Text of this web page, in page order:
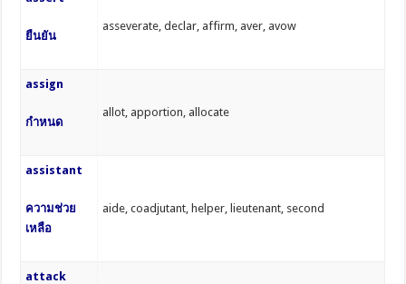
ยืนยัน
asseverate, declar, affirm, aver, avow
assign
กำหนด
allot, apportion, allocate
assistant
ความช่วย
เหลือ
aide, coadjutant, helper, lieutenant, second
attack